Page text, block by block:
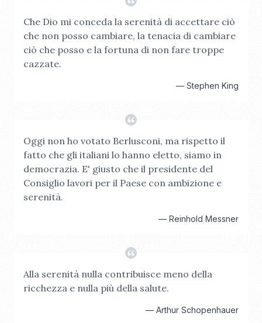
Che Dio mi conceda la serenità di accettare ciò
che non posso cambiare, la tenacia di cambiare
ciò che posso e la fortuna di non fare troppe
cazzate.
— Stephen King
Oggi non ho votato Berlusconi, ma rispetto il
fatto che gli italiani lo hanno eletto, siamo in
democrazia. E' giusto che il presidente del
Consiglio lavori per il Paese con ambizione e
serenità.
— Reinhold Messner
Alla serenità nulla contribuisce meno della
ricchezza e nulla più della salute.
— Arthur Schopenhauer